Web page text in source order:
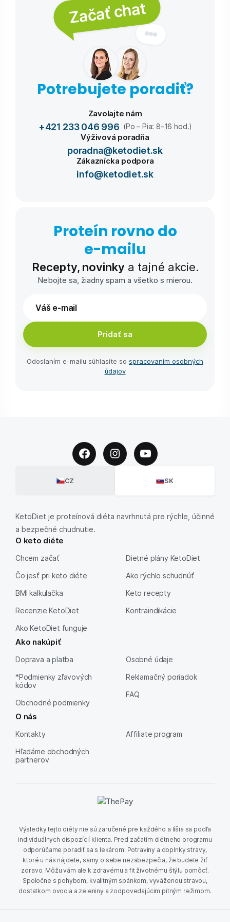
Začať chat
Potrebujete poradiť?
Zavolajte nám
+421 233 046 996 (Po – Pia: 8–16 hod.)
Výživová poradňa
poradna@ketodiet.sk
Zákaznícka podpora
info@ketodiet.sk
Proteín rovno do
e-⁠mailu
Recepty, novinky a tajné akcie.
Nebojte sa, žiadny spam a všetko s mierou.
Pridať sa
Odoslaním e-⁠mailu súhlasíte so spracovaním osobných
údajov
CZ SK
KetoDiet je proteínová diéta navrhnutá pre rýchle, účinné
a bezpečné chudnutie.
O keto diéte
Chcem začať
Čo jesť pri keto diéte
BMI kalkulačka
Recenzie KetoDiet
Ako KetoDiet funguje
Dietné plány KetoDiet
Ako rýchlo schudnúť
Keto recepty
Kontraindikácie
Ako nakúpiť
Doprava a platba
*Podmienky zľavových
kódov
Obchodné podmienky
Osobné údaje
Reklamačný poriadok
FAQ
O nás
Kontakty
Hľadáme obchodných
partnerov
Affiliate program
Výsledky tejto diéty nie sú zaručené pre každého a líšia sa podľa
individuálnych dispozícií klienta. Pred začatím diétneho programu
odporúčame poradiť sa s lekárom. Potraviny a doplnky stravy,
ktoré u nás nájdete, samy o sebe nezabezpečia, že budete žiť
zdravo. Môžu vám ale k zdravému a fit životnému štýlu pomôcť.
Spoločne s pohybom, kvalitným spánkom, vyváženou stravou,
dostatkom ovocia a zeleniny a zodpovedajúcim pitným režimom.